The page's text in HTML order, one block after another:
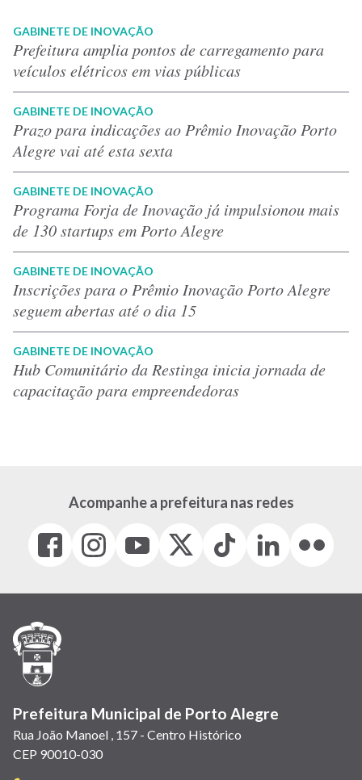
GABINETE DE INOVAÇÃO
Prefeitura amplia pontos de carregamento para
veículos elétricos em vias públicas
GABINETE DE INOVAÇÃO
Prazo para indicações ao Prêmio Inovação Porto
Alegre vai até esta sexta
GABINETE DE INOVAÇÃO
Programa Forja de Inovação já impulsionou mais
de 130 startups em Porto Alegre
GABINETE DE INOVAÇÃO
Inscrições para o Prêmio Inovação Porto Alegre
seguem abertas até o dia 15
GABINETE DE INOVAÇÃO
Hub Comunitário da Restinga inicia jornada de
capacitação para empreendedoras
Acompanhe a prefeitura nas redes
Facebook
(link
em
janela)
Instagram
(link
em
(link
em
(Antigo
(link
Tiktok
(link
em
LinkedIn
(link
em
(link
em
Prefeitura Municipal de Porto Alegre
Rua João Manoel , 157 - Centro Histórico
CEP 90010-030